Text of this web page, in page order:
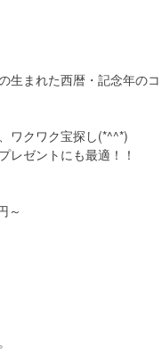
生まれた西暦・記念年のコ
ワクワク宝探し(*^^*)
レゼントにも最適！！
～